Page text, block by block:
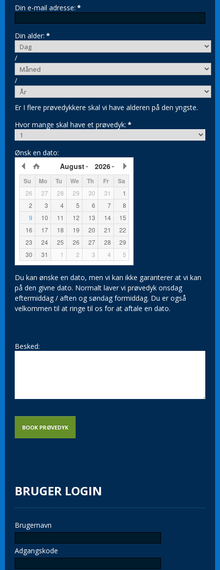
Din e-mail adresse: *
Din alder: *
/
/
Er I flere prøvedykkere skal vi have alderen på den yngste.
Hvor mange skal have et prøvedyk: *
Ønsk en dato:
August 2026
Su Mo Tu We Th Fr Sa
26 27 28 29 30 31
1
2
3 4 5 6 7
8
9
10 11 12 13 14
15
16
17 18 19 20 21
22
23
24 25 26 27 28
29
30
31 1 2 3 4 5
Du kan ønske en dato, men vi kan ikke garanterer at vi kan
på den givne dato. Normalt laver vi prøvedyk onsdag
eftermiddag / aften og søndag formiddag. Du er også
velkommen til at ringe til os for at aftale en dato.
Besked:
BOOK PRØVEDYK
BRUGER LOGIN
Brugernavn
Adgangskode